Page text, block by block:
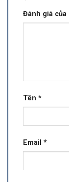
Đánh giá của
Tên *
Email *